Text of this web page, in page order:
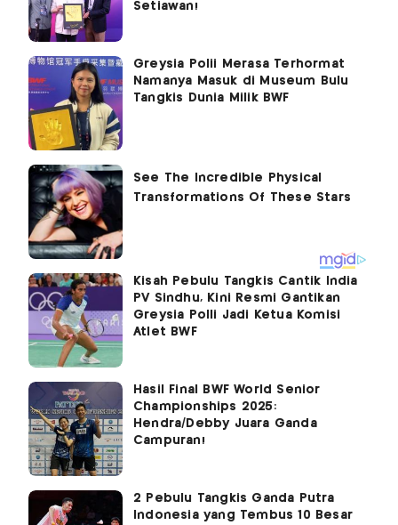
Setiawan!
Greysia Polii Merasa Terhormat
Namanya Masuk di Museum Bulu
Tangkis Dunia Milik BWF
Kisah Pebulu Tangkis Cantik India
PV Sindhu, Kini Resmi Gantikan
Greysia Polli Jadi Ketua Komisi
Atlet BWF
Hasil Final BWF World Senior
Championships 2025:
Hendra/Debby Juara Ganda
Campuran!
2 Pebulu Tangkis Ganda Putra
Indonesia yang Tembus 10 Besar